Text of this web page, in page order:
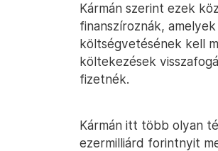
Kármán szerint ezek
finanszíroznák,
költségvetésének kell
költekezések
fizetnék.
Kármán itt több olyan
ezermilliárd forintnyit